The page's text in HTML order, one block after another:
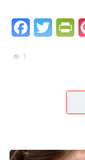
FacebookTwitter
1
Diese